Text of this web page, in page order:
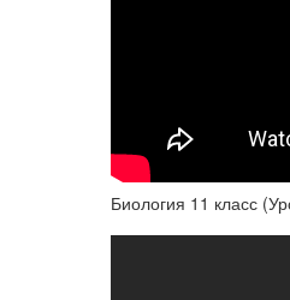
Биология 11 класс